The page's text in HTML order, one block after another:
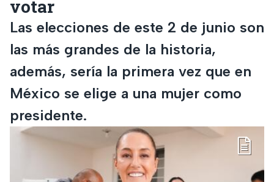
votar
Las elecciones de este 2 de junio son
las más grandes de la historia,
además, sería la primera vez que en
México se elige a una mujer como
presidente.